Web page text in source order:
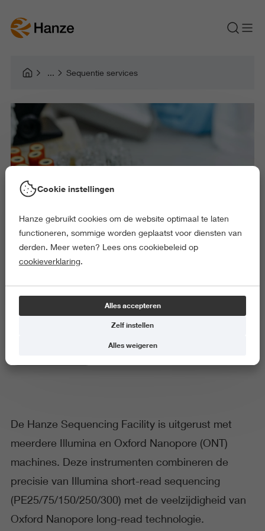
Sequentie services
Sequentie services
De Hanze Sequencing Facility is uitgerust met
meerdere Illumina en Oxford Nanopore (ONT)
machines. Deze instrumenten combineren de
precisie van Illumina short-read sequencing
(PE25/75/150/250/300) met de veelzijdigheid van
Oxford Nanopore long-read technologie.
Cookie instellingen
Hanze gebruikt cookies om de website optimaal te laten
functioneren, sommige worden geplaatst voor diensten van
derden. Meer weten? Lees ons cookiebeleid op
cookieverklaring.
Alles accepteren
Zelf instellen
Alles weigeren